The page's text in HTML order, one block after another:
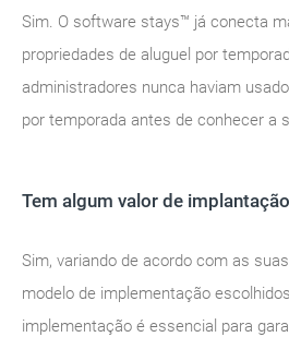
Sim. O software stays™ já conecta
propriedades de aluguel por
administradores nunca haviam
por temporada antes de conhecer a
Tem algum valor de
Sim, variando de acordo com as
modelo de implementação
implementação é essencial para